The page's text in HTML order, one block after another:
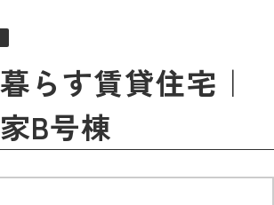
らす賃貸住宅｜
B号棟